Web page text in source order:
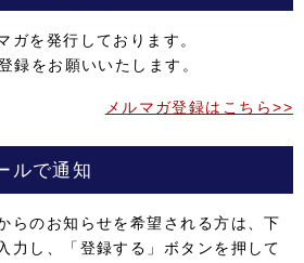
ガを発行しております。
録をお願いいたします。
メルマガ登録はこちら>>
ルで通知
らのお知らせを希望される方は、下
力し、「登録する」ボタンを押して